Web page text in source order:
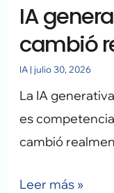
IA
cambió
IA |julio 30, 2026
La IA
es
cambió
Leer más »